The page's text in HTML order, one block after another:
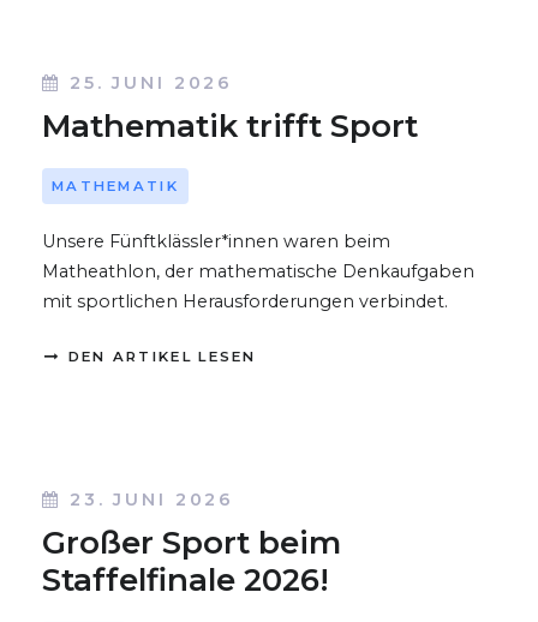
25. JUNI 2026
Mathematik trifft Sport
MATHEMATIK
Unsere Fünftklässler*innen waren beim
Matheathlon, der mathematische Denkaufgaben
mit sportlichen Herausforderungen verbindet.
DEN ARTIKEL LESEN
23. JUNI 2026
Großer Sport beim
Staffelfinale 2026!